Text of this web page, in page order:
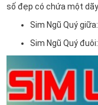
số đẹp có chứa một
Sim Ngũ Quý
Sim Ngũ Quý